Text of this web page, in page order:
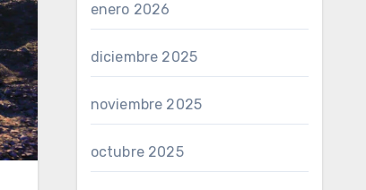
enero 2026
diciembre 2025
noviembre 2025
octubre 2025